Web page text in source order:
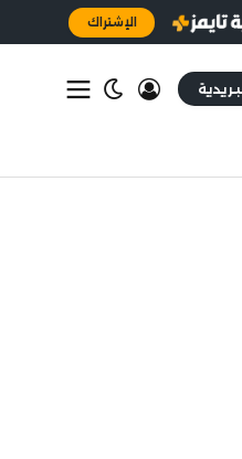
الإشتراك